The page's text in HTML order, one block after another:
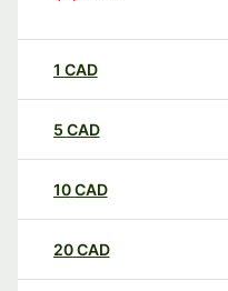
1 CAD
5 CAD
10CAD
20CAD